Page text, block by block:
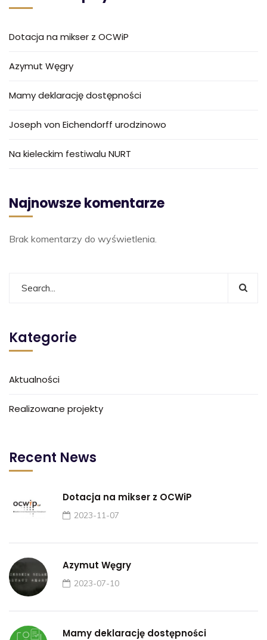
Dotacja na mikser z OCWiP
Azymut Węgry
Mamy deklarację dostępności
Joseph von Eichendorff urodzinowo
Na kieleckim festiwalu NURT
Najnowsze komentarze
Brak komentarzy do wyświetlenia.
Kategorie
Aktualności
Realizowane projekty
Recent News
Dotacja na mikser z OCWiP
2023-11-07
Azymut Węgry
2023-07-10
Mamy deklarację dostępności